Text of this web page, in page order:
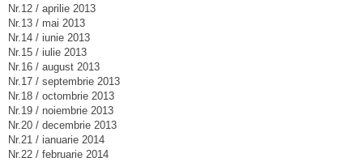
Nr.12 / aprilie 2013
Nr.13 / mai 2013
Nr.14 / iunie 2013
Nr.15 / iulie 2013
Nr.16 / august 2013
Nr.17 / septembrie 2013
Nr.18 / octombrie 2013
Nr.19 / noiembrie 2013
Nr.20 / decembrie 2013
Nr.21 / ianuarie 2014
Nr.22 / februarie 2014